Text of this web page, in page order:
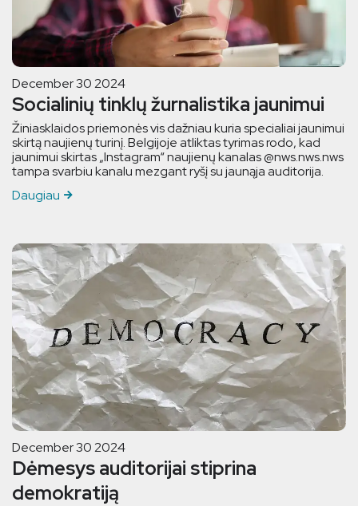
December 30 2024
Socialinių tinklų žurnalistika jaunimui
Žiniasklaidos priemonės vis dažniau kuria specialiai jaunimui
skirtą naujienų turinį. Belgijoje atliktas tyrimas rodo, kad
jaunimui skirtas „Instagram“ naujienų kanalas @nws.nws.nws
tampa svarbiu kanalu mezgant ryšį su jaunąja auditorija.
Daugiau
December 30 2024
Dėmesys auditorijai stiprina
demokratiją